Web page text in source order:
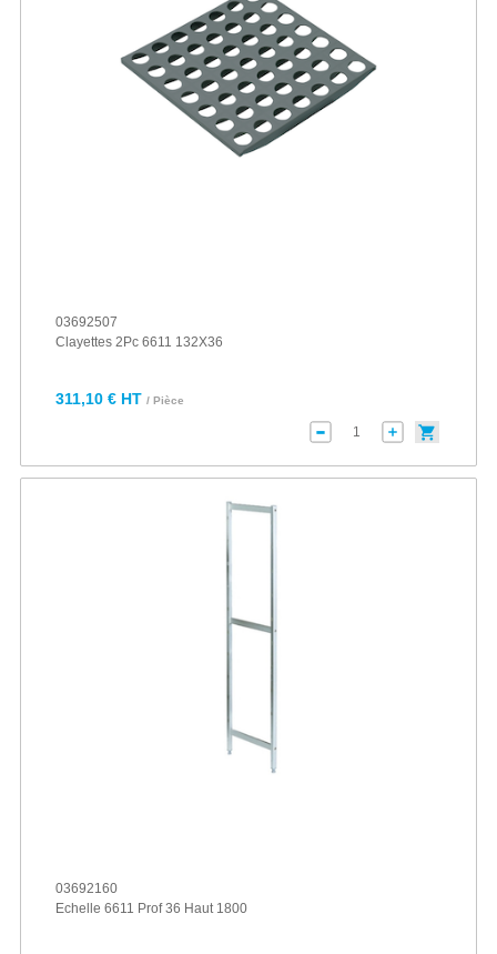
03692507
Clayettes 2Pc 6611 132X36
311,10 € HT / Pièce
03692160
Echelle 6611 Prof 36 Haut 1800